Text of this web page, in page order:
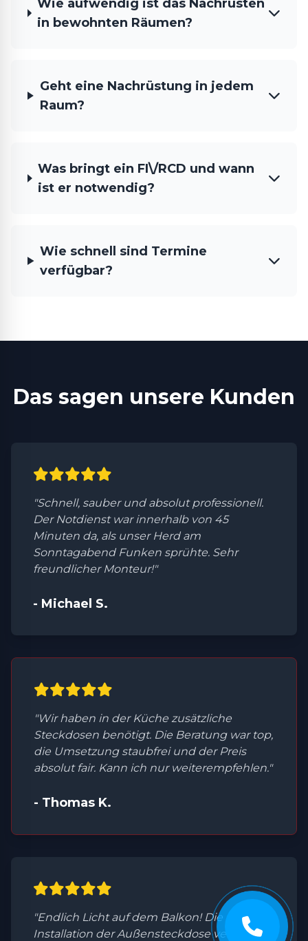
Wie aufwendig ist das Nachrüsten
in bewohnten Räumen?
Geht eine Nachrüstung in jedem
Raum?
Was bringt ein FI\/RCD und wann
ist er notwendig?
Wie schnell sind Termine
verfügbar?
Das sagen unsere Kunden
"Schnell, sauber und absolut professionell.
Der Notdienst war innerhalb von 45
Minuten da, als unser Herd am
Sonntagabend Funken sprühte. Sehr
freundlicher Monteur!"
- Michael S.
"Wir haben in der Küche zusätzliche
Steckdosen benötigt. Die Beratung war top,
die Umsetzung staubfrei und der Preis
absolut fair. Kann ich nur weiterempfehlen."
- Thomas K.
"Endlich Licht auf dem Balkon! Die
Installation der Außensteckdose verlief